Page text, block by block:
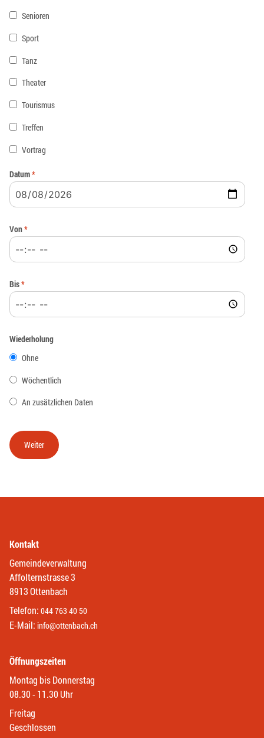
Senioren
Sport
Tanz
Theater
Tourismus
Treffen
Vortrag
Datum*
Von*
Bis*
Wiederholung
Ohne
Wöchentlich
An zusätzlichen Daten
Kontakt
Gemeindeverwaltung
Affolternstrasse 3
8913 Ottenbach
Telefon: 044 763 40 50
E-Mail: info@ottenbach.ch
Öffnungszeiten
Montag bis Donnerstag
08.30 - 11.30 Uhr
Freitag
Geschlossen